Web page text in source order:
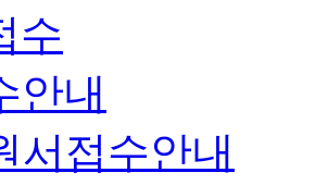
수
안내
서접수안내